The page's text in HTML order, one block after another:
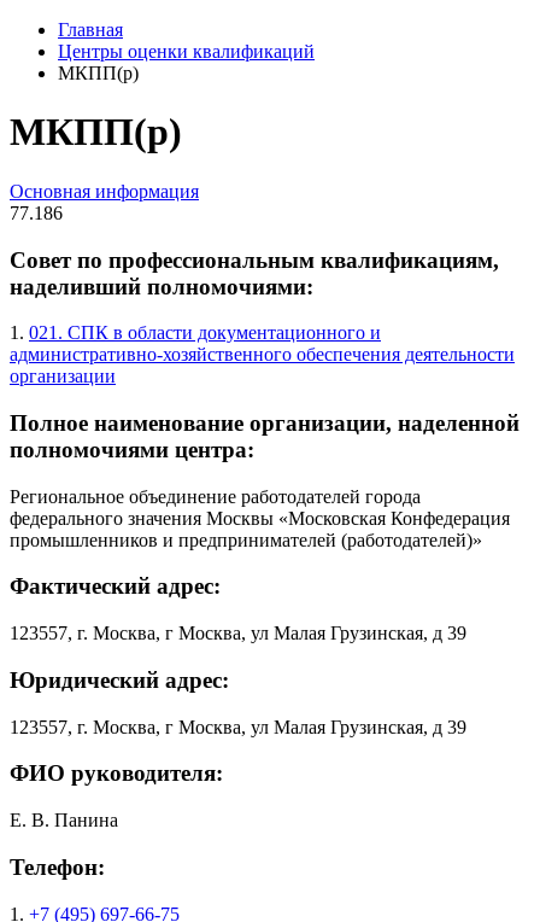
Главная
Центры оценки квалификаций
МКПП(р)
МКПП(р)
Основная информация
77.186
Совет по профессиональным квалификациям,
наделивший полномочиями:
1. 021. СПК в области документационного и
административно-хозяйственного обеспечения деятельности
организации
Полное наименование организации, наделенной
полномочиями центра:
Региональное объединение работодателей города
федерального значения Москвы «Московская Конфедерация
промышленников и предпринимателей (работодателей)»
Фактический адрес:
123557, г. Москва, г Москва, ул Малая Грузинская, д 39
Юридический адрес:
123557, г. Москва, г Москва, ул Малая Грузинская, д 39
ФИО руководителя:
Е. В. Панина
Телефон:
1. +7 (495) 697-66-75